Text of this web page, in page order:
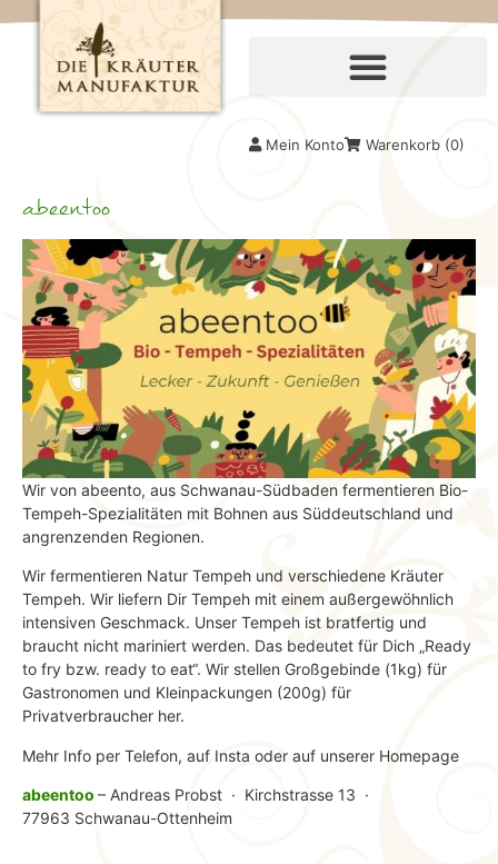
Warenkorb (0)
Mein Konto
abeentoo
Wir von abeento, aus Schwanau-Südbaden fermentieren Bio-
Tempeh-Spezialitäten mit Bohnen aus Süddeutschland und
angrenzenden Regionen.
Wir fermentieren Natur Tempeh und verschiedene Kräuter
Tempeh. Wir liefern Dir Tempeh mit einem außergewöhnlich
intensiven Geschmack. Unser Tempeh ist bratfertig und
braucht nicht mariniert werden. Das bedeutet für Dich „Ready
to fry bzw. ready to eat“. Wir stellen Großgebinde (1kg) für
Gastronomen und Kleinpackungen (200g) für
Privatverbraucher her.
Mehr Info per Telefon, auf Insta oder auf unserer Homepage
abeentoo – Andreas Probst · Kirchstrasse 13 ·
77963 Schwanau-Ottenheim